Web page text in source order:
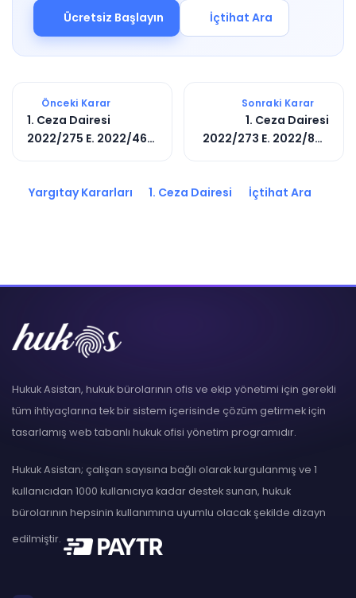
Ücretsiz Başlayın İçtihat Ara
Önceki Karar
1. Ceza Dairesi
2022/275 E. 2022/463
Sonraki Karar
1. Ceza Dairesi
2022/273 E. 2022/898
Yargıtay Kararları 1. Ceza Dairesi İçtihat Ara
Hukuk Asistan, hukuk bürolarının ofis ve ekip yönetimi için gerekli
tüm ihtiyaçlarına tek bir sistem içerisinde çözüm getirmek için
tasarlamış web tabanlı hukuk ofisi yönetim programıdır.
Hukuk Asistan; çalışan sayısına bağlı olarak kurgulanmış ve 1
kullanıcıdan 1000 kullanıcıya kadar destek sunan, hukuk
bürolarının hepsinin kullanımına uyumlu olacak şekilde dizayn
edilmiştir.